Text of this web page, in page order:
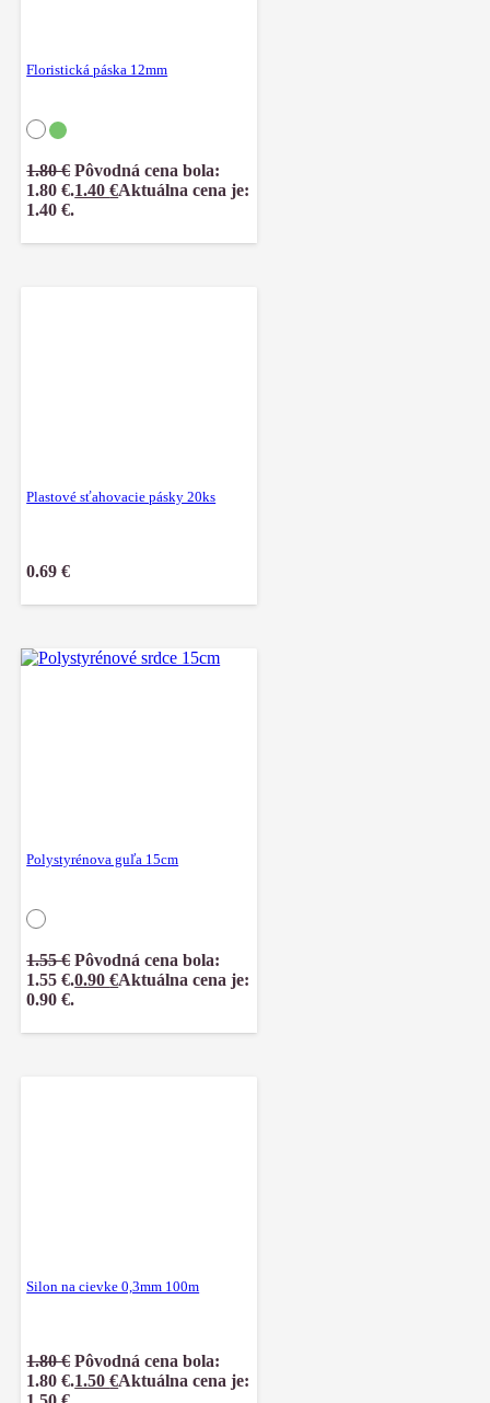
Floristická páska 12mm
1.80€ Pôvodná cena bola:
1.80 €.1.40€Aktuálna cena je:
1.40 €.
Plastové sťahovacie pásky 20ks
0.69€
Polystyrénova guľa 15cm
1.55€ Pôvodná cena bola:
1.55 €.0.90€Aktuálna cena je:
0.90 €.
Silon na cievke 0,3mm 100m
1.80€ Pôvodná cena bola:
1.80 €.1.50€Aktuálna cena je: